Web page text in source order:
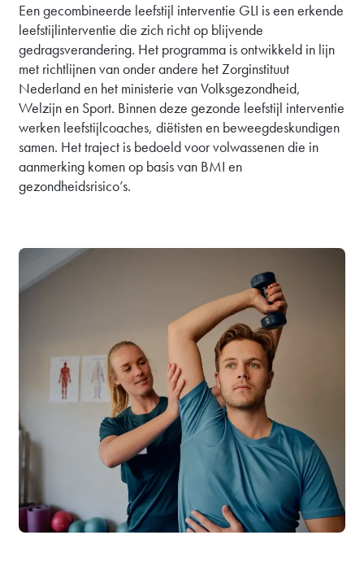
Een gecombineerde leefstijl interventie GLI is een erkende
leefstijlinterventie die zich richt op blijvende
gedragsverandering. Het programma is ontwikkeld in lijn
met richtlijnen van onder andere het Zorginstituut
Nederland en het ministerie van Volksgezondheid,
Welzijn en Sport. Binnen deze gezonde leefstijl interventie
werken leefstijlcoaches, diëtisten en beweegdeskundigen
samen. Het traject is bedoeld voor volwassenen die in
aanmerking komen op basis van BMI en
gezondheidsrisico’s.